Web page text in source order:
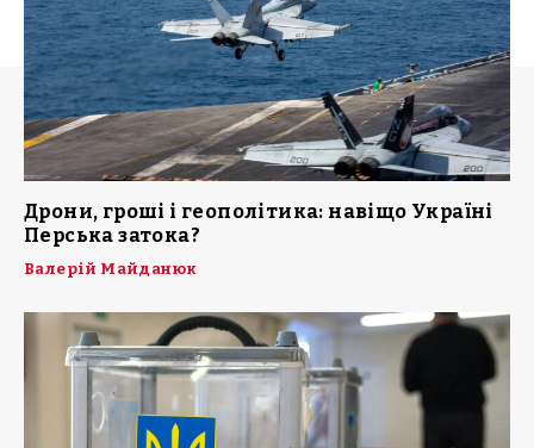
Дрони, гроші і геополітика: навіщо Україні
Перська затока?
Валерій Майданюк